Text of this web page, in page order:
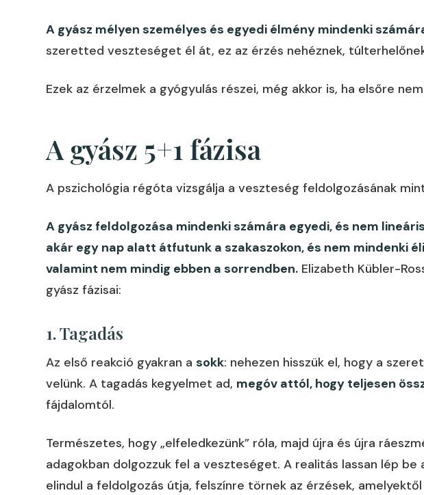
A gyász mélyen személyes és egyedi élmény mindenki
szeretted veszteséget él át, ez az érzés nehéznek,
Ezek az érzelmek a gyógyulás részei, még akkor is, ha elsőre
A gyász 5+1 fázisa
A pszichológia régóta vizsgálja a veszteség feldolgozásának
A gyász feldolgozása mindenki számára egyedi, és nem
akár egy nap alatt átfutunk a szakaszokon, és nem mindenki
valamint nem mindig ebben a sorrendben.Elizabeth Kübler-
gyász fázisai:
1. Tagadás
Az első reakció gyakran a sokk: nehezen hisszük el, hogy a
velünk. A tagadás kegyelmet ad, megóv attól, hogy teljesen
fájdalomtól.
Természetes, hogy „elfeledkezünk” róla, majd újra és újra
adagokban dolgozzuk fel a veszteséget. A realitás lassan lép be
elindul a feldolgozás útja, felszínre törnek az érzések,